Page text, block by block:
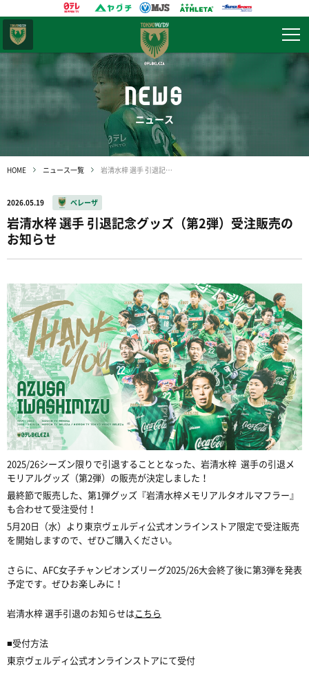
NEWS
ニュース
HOME ニュース一覧 岩清水梓 選手 引退記念グッズ（第2弾）受注販売のお知らせ
2026.05.19 ベレーザ
岩清水梓 選手 引退記念グッズ（第2弾）受注販売の
お知らせ
2025/26シーズン限りで引退することとなった、岩清水梓 選手の引退メ
モリアルグッズ（第2弾）の販売が決定しました！
最終節で販売した、第1弾グッズ『岩清水梓メモリアルタオルマフラー』
も合わせて受注受付！
5月20日（水）より東京ヴェルディ公式オンラインストア限定で受注販売
を開始しますので、ぜひご購入ください。
さらに、AFC女子チャンピオンズリーグ2025/26大会終了後に第3弾を発表
予定です。ぜひお楽しみに！
岩清水梓 選手引退のお知らせはこちら
■受付方法
東京ヴェルディ公式オンラインストアにて受付